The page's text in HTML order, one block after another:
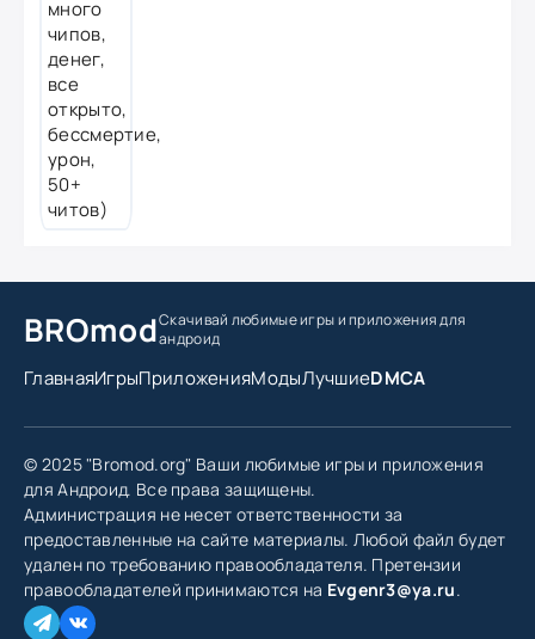
BROmodСкачивай любимые игрыи приложения для
андроид
ГлавнаяИгрыПриложенияМодыЛучшиеDMCA
© 2025 "Bromod.org" Ваши любимые игры и приложения
для Андроид. Все права защищены.
Администрация не несет ответственности за
предоставленные на сайте материалы. Любой файл будет
удален по требованию правообладателя. Претензии
правообладателей принимаются на Evgenr3@ya.ru.